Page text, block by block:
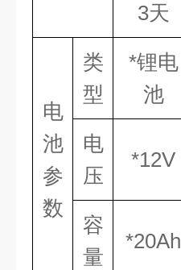
3天
电
池
参
数
类
型
*锂电
池
电
压
*12V
容
量
*20Ah